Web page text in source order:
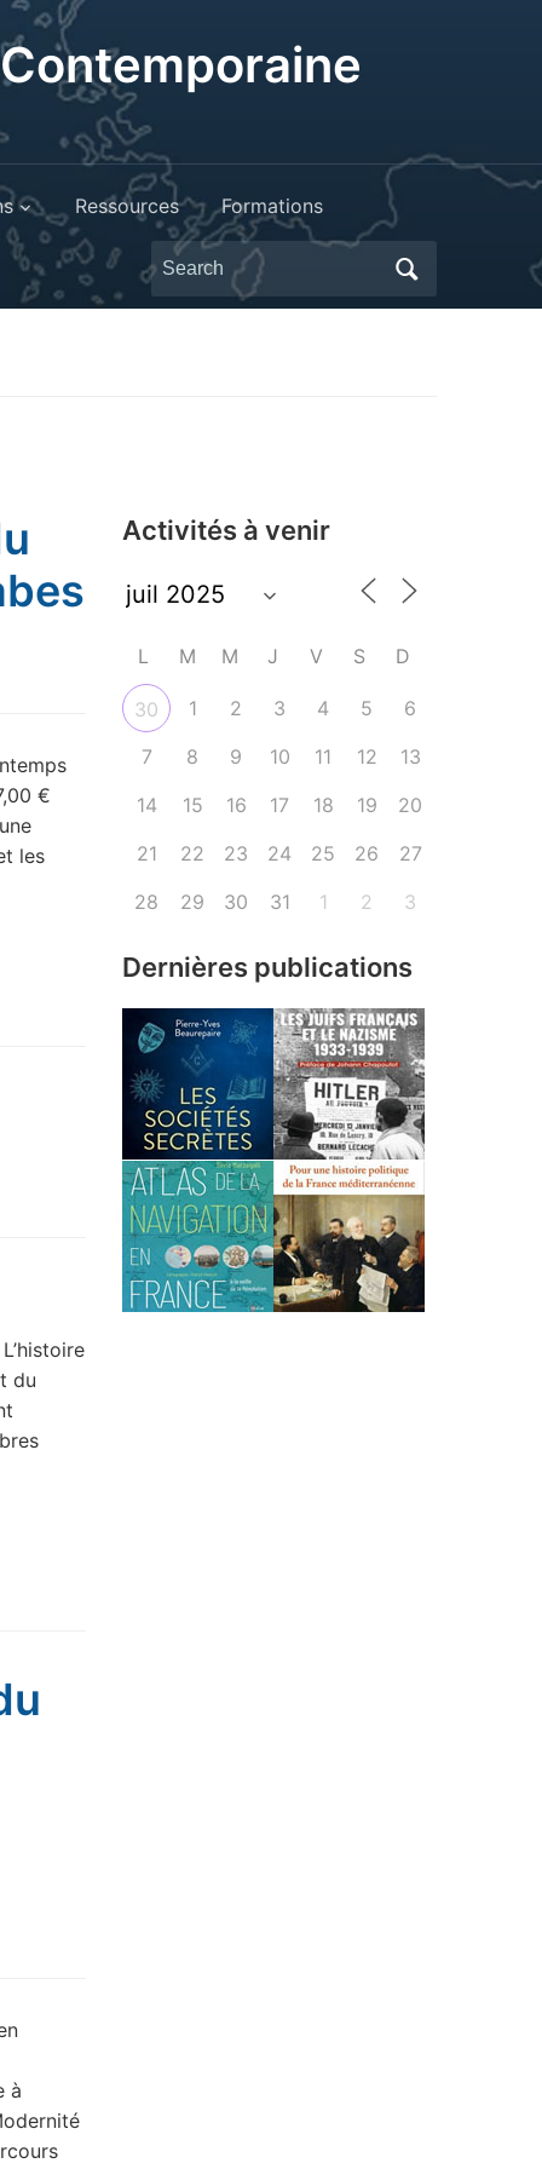
Ressources Formations
Search
for:
€
les
du
à
Activités à venir
L M M J V S D
30 1 2 3 4 5
6
7
8 9 10 11 12
13
14
15 16 17 18 19
20
21
22 23 24 25 26
27
28
29 30 31 1 2 3
Dernières publications